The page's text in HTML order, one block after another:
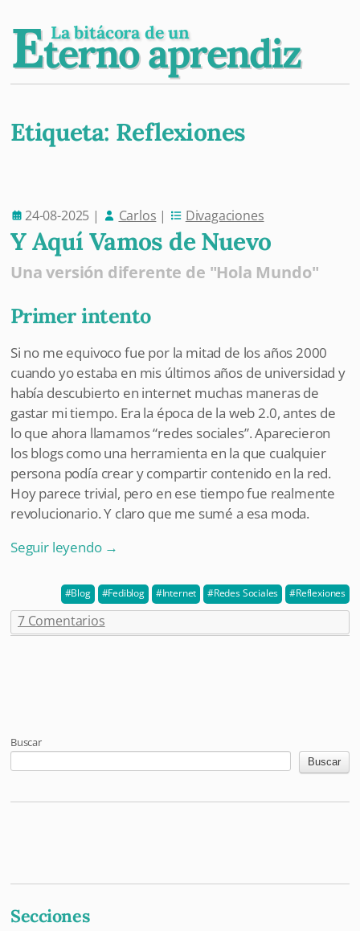
Eterno aprendiz
La bitácora de un
Etiqueta: Reflexiones
Post navigation
24-08-2025 | Carlos | Divagaciones
Y Aquí Vamos de Nuevo
Una versión diferente de "Hola Mundo"
Primer intento
Si no me equivoco fue por la mitad de los años 2000
cuando yo estaba en mis últimos años de universidad y
había descubierto en internet muchas maneras de
gastar mi tiempo. Era la época de la web 2.0, antes de
lo que ahora llamamos “redes sociales”. Aparecieron
los blogs como una herramienta en la que cualquier
persona podía crear y compartir contenido en la red.
Hoy parece trivial, pero en ese tiempo fue realmente
revolucionario. Y claro que me sumé a esa moda.
Seguir leyendo →
Blog Fediblog Internet Redes Sociales Reflexiones
7 Comentarios
Buscar
Buscar
Secciones